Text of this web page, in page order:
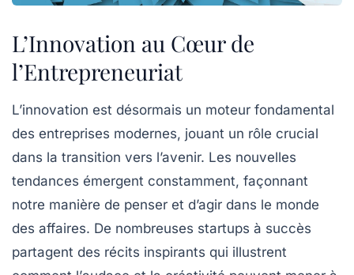
L’Innovation au Cœur de
l’Entrepreneuriat
L’innovation est désormais un moteur fondamental
des entreprises modernes, jouant un rôle crucial
dans la transition vers l’avenir. Les nouvelles
tendances émergent constamment, façonnant
notre manière de penser et d’agir dans le monde
des affaires. De nombreuses startups à succès
partagent des récits inspirants qui illustrent